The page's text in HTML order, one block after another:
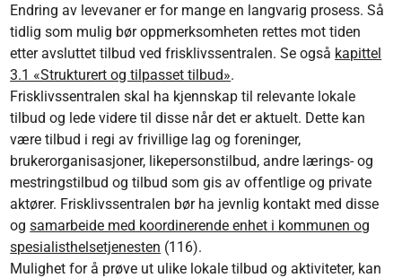
Endring av levevaner er for mange en langvarig prosess. Så
tidlig som mulig bør oppmerk­somheten rettes mot tiden
etter avsluttet tilbud ved frisklivs­sentralen. Se også kapittel
3.1 «Strukturert og tilpasset tilbud».
Frisklivs­sentralen skal ha kjennskap til relevante lokale
tilbud og lede videre til disse når det er aktuelt. Dette kan
være tilbud i regi av frivillige lag og foreninger,
brukerorganisasjoner, like­personstilbud, andre lærings- og
mestringstilbud og tilbud som gis av offentlige og private
aktører. Frisklivs­sentralen bør ha jevnlig kontakt med disse
ogsamarbeide med koordinerende enhet i kommunen og
spesialisthelsetjenesten (116).
Mulighet for å prøve ut ulike lokale tilbud og aktiviteter, kan